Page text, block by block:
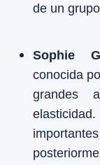
de un
Sophie
conocida
grandes